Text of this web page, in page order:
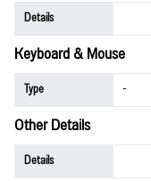
Details
Keyboard & Mouse
Type -
Other Details
Details